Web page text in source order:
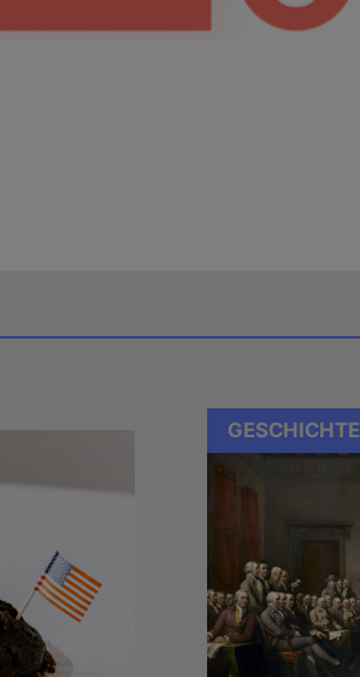
GESCHICHTE